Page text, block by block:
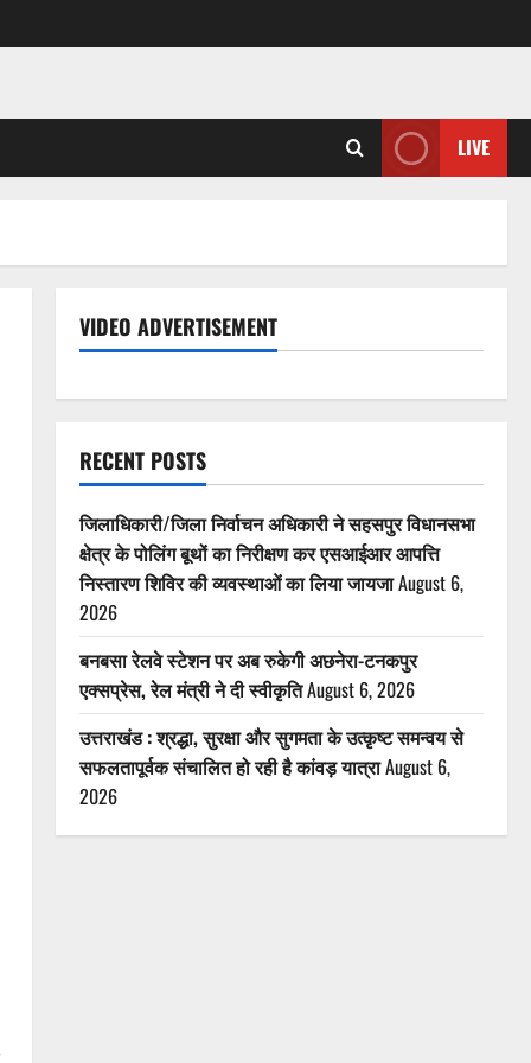
LIVE
VIDEO ADVERTISEMENT
RECENT POSTS
जिलाधिकारी/जिला निर्वाचन अधिकारी ने सहसपुर विधानसभा
क्षेत्र के पोलिंग बूथों का निरीक्षण कर एसआईआर आपत्ति
निस्तारण शिविर की व्यवस्थाओं का लिया जायजाAugust 6,
2026
बनबसा रेलवे स्टेशन पर अब रुकेगी अछनेरा-टनकपुर
एक्सप्रेस, रेल मंत्री ने दी स्वीकृतिAugust 6, 2026
उत्तराखंड : श्रद्धा, सुरक्षा और सुगमता के उत्कृष्ट समन्वय से
सफलतापूर्वक संचालित हो रही है कांवड़ यात्राAugust 6,
2026